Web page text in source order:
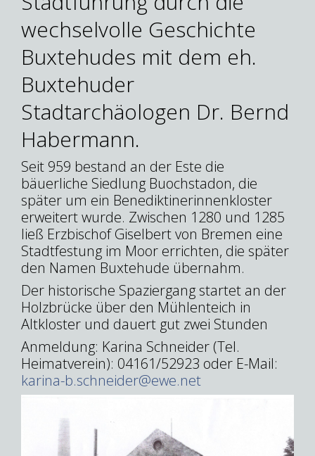
wechselvolle Geschichte
Buxtehudes mit dem eh.
Buxtehuder
Stadtarchäologen Dr. Bernd
Habermann.
Seit 959 bestand an der Este die
bäuerliche Siedlung Buochstadon, die
später um ein Benediktinerinnenkloster
erweitert wurde. Zwischen 1280 und 1285
ließ Erzbischof Giselbert von Bremen eine
Stadtfestung im Moor errichten, die später
den Namen Buxtehude übernahm.
Der historische Spaziergang startet an der
Holzbrücke über den Mühlenteich in
Altkloster und dauert gut zwei Stunden
Anmeldung: Karina Schneider (Tel.
Heimatverein): 04161/52923 oder E-Mail:
karina-b.schneider@ewe.net